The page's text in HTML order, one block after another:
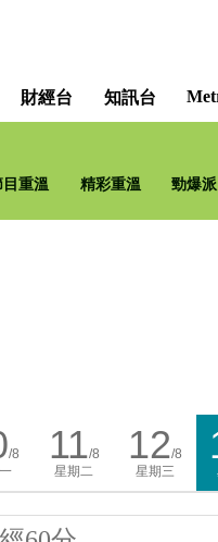
財經台 知訊台
目重溫 精彩重溫 勁爆
/8
11/8
星期二
12/8
星期三